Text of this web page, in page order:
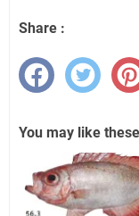
Share :
You may like